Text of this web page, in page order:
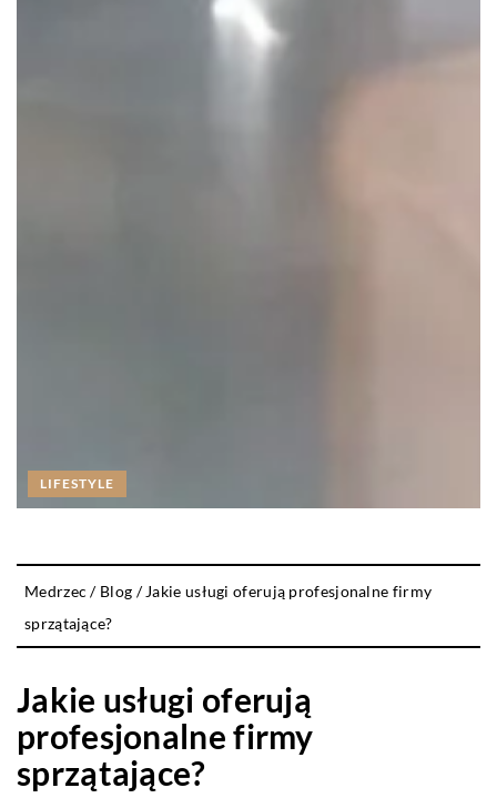
LIFESTYLE
Medrzec / Blog / Jakie usługi oferują profesjonalne firmy
sprzątające?
Jakie usługi oferują
profesjonalne firmy
sprzątające?